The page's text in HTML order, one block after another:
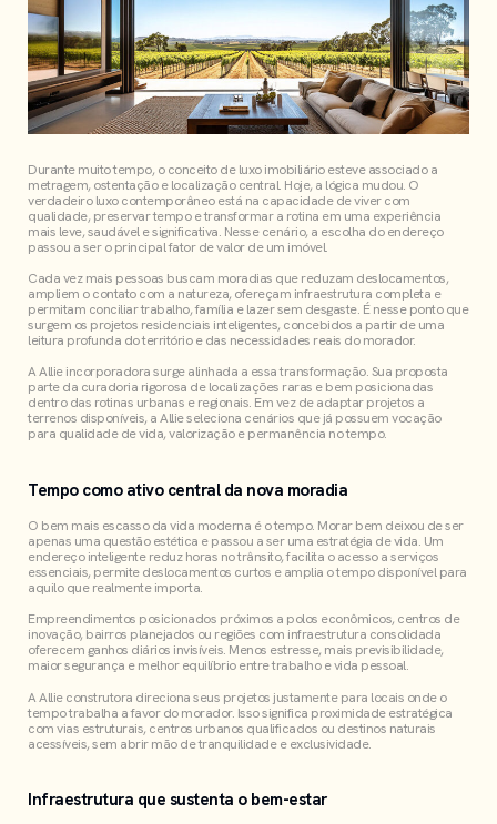
Durante muito tempo, o conceito de luxo imobiliário esteve associado a
metragem, ostentação e localização central. Hoje, a lógica mudou. O
verdadeiro luxo contemporâneo está na capacidade de viver com
qualidade, preservar tempo e transformar a rotina em uma experiência
mais leve, saudável e significativa. Nesse cenário, a escolha do endereço
passou a ser o principal fator de valor de um imóvel.
Cada vez mais pessoas buscam moradias que reduzam deslocamentos,
ampliem o contato com a natureza, ofereçam infraestrutura completa e
permitam conciliar trabalho, família e lazer sem desgaste. É nesse ponto que
surgem os projetos residenciais inteligentes, concebidos a partir de uma
leitura profunda do território e das necessidades reais do morador.
A Allie incorporadora surge alinhada a essa transformação. Sua proposta
parte da curadoria rigorosa de localizações raras e bem posicionadas
dentro das rotinas urbanas e regionais. Em vez de adaptar projetos a
terrenos disponíveis, a Allie seleciona cenários que já possuem vocação
para qualidade de vida, valorização e permanência no tempo.
Tempo como ativo central da nova moradia
O bem mais escasso da vida moderna é o tempo. Morar bem deixou de ser
apenas uma questão estética e passou a ser uma estratégia de vida. Um
endereço inteligente reduz horas no trânsito, facilita o acesso a serviços
essenciais, permite deslocamentos curtos e amplia o tempo disponível para
aquilo que realmente importa.
Empreendimentos posicionados próximos a polos econômicos, centros de
inovação, bairros planejados ou regiões com infraestrutura consolidada
oferecem ganhos diários invisíveis. Menos estresse, mais previsibilidade,
maior segurança e melhor equilíbrio entre trabalho e vida pessoal.
A Allie construtora direciona seus projetos justamente para locais onde o
tempo trabalha a favor do morador. Isso significa proximidade estratégica
com vias estruturais, centros urbanos qualificados ou destinos naturais
acessíveis, sem abrir mão de tranquilidade e exclusividade.
Infraestrutura que sustenta o bem-estar